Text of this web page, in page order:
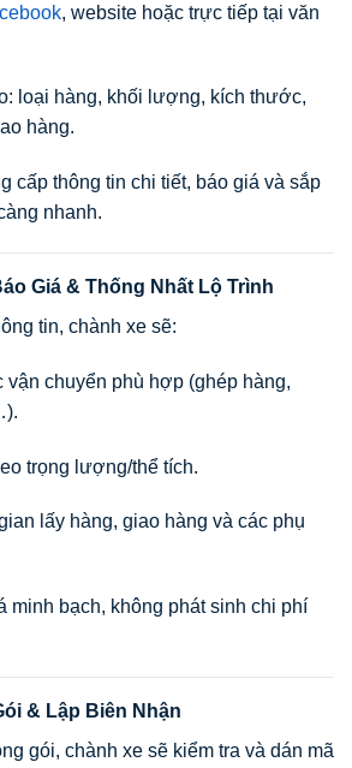
, website hoặc trực tiếp tại văn
loại hàng, khối lượng, kích thước,
hàng.
cấp thông tin chi tiết, báo giá và sắp
nhanh.
Giá & Thống Nhất Lộ Trình
tin, chành xe sẽ:
chuyển phù hợp (ghép hàng,
trọng lượng/thể tích.
lấy hàng, giao hàng và các phụ
minh bạch, không phát sinh chi phí
& Lập Biên Nhận
gói, chành xe sẽ kiểm tra và dán mã